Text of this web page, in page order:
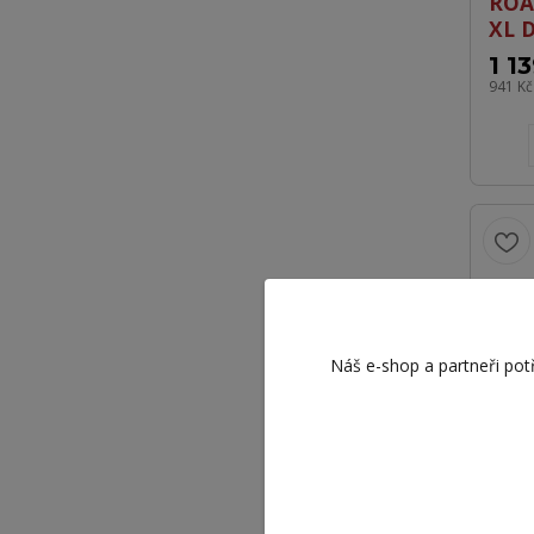
XL
1
941 Kč
Náš e-shop a partneři